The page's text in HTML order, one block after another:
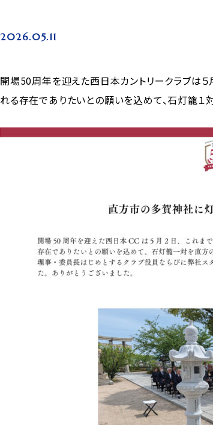
2026.05.11
開場50周年を迎えた西日本カントリークラブは
れる存在でありたいとの願いを込めて、石灯籠